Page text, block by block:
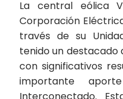
La central eólica
Corporación
través de su
tenido un destacado
con significativos
importante